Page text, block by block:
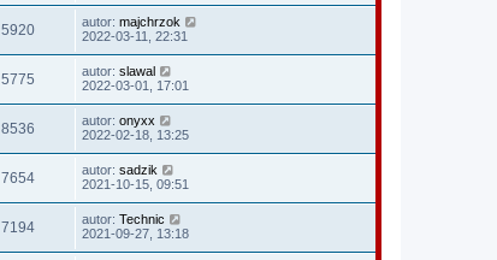
5920 autor: majchrzok
2022-03-11, 22:31
5775 autor: slawal
2022-03-01, 17:01
8536 autor: onyxx
2022-02-18, 13:25
7654 autor: sadzik
2021-10-15, 09:51
7194 autor: Technic
2021-09-27, 13:18